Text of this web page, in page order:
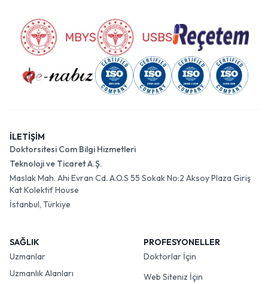
İLETİŞİM
Doktorsitesi Com Bilgi Hizmetleri
Teknoloji ve Ticaret A.Ş.
Maslak Mah. Ahi Evran Cd. A.O.S 55 Sokak No:2 Aksoy Plaza Giriş
Kat Kolektif House
İstanbul, Türkiye
SAĞLIK
Uzmanlar
Uzmanlık Alanları
PROFESYONELLER
Doktorlar İçin
Web Siteniz İçin